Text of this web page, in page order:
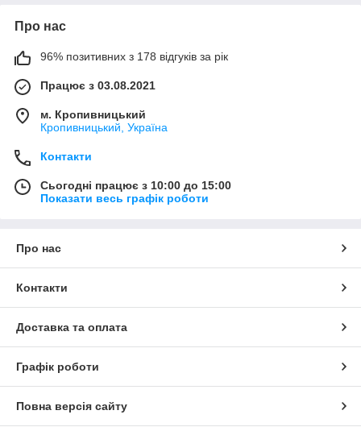
Про нас
96% позитивних з 178 відгуків за рік
Працює з 03.08.2021
м. Кропивницький
Кропивницький, Україна
Контакти
Сьогодні працює з 10:00 до 15:00
Показати весь графік роботи
Про нас
Контакти
Доставка та оплата
Графік роботи
Повна версія сайту